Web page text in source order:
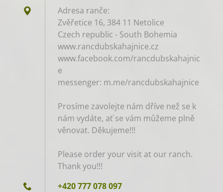
Adresa ranče:
Zvěřetice 16, 384 11 Netolice
Czech republic - South Bohemia
www.rancdubskahajnice.cz
www.facebook.com/rancdubskahajnic
e
messenger: m.me/rancdubskahajnice
Prosíme zavolejte nám dříve než se k
nám vydáte, ať se vám můžeme plně
věnovat. Děkujeme!!!
Please order your visit at our ranch.
Thank you!!!
+420 777 078 097